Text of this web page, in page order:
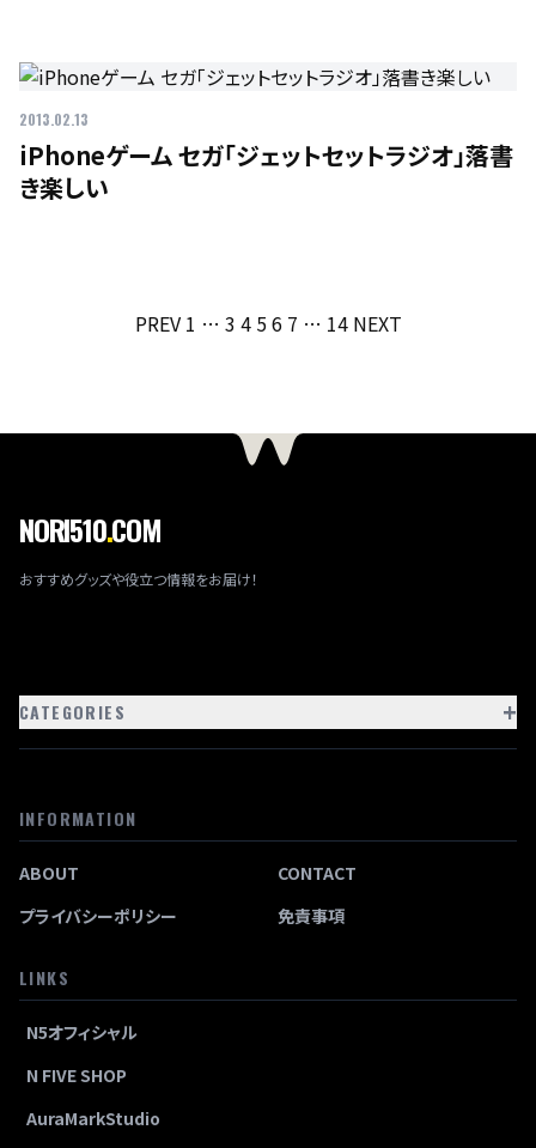
2013.02.13
iPhoneゲーム セガ「ジェットセットラジオ」落書
き楽しい
投
ー
り
PREV 1 … 3 4 56 7 … 14 NEXT
NORI510.COM
おすすめグッズや役立つ情報をお届け！
CATEGORIES +
INFORMATION
ABOUT
CONTACT
プライバシーポリシー
免責事項
LINKS
N5オフィシャル
N FIVE SHOP
AuraMarkStudio